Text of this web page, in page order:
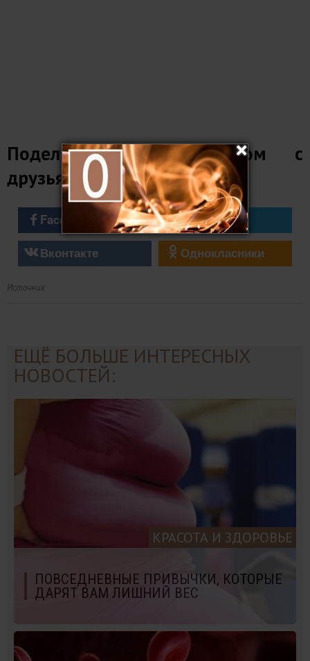
Поделитесь этим постом с
друзьями
Facebook
Twitter
Вконтакте
Однокласники
Источник
ЕЩЁ БОЛЬШЕ ИНТЕРЕСНЫХ
НОВОСТЕЙ:
КРАСОТА И ЗДОРОВЬЕ
ПОВСЕДНЕВНЫЕ ПРИВЫЧКИ, КОТОРЫЕ
ДАРЯТ ВАМ ЛИШНИЙ ВЕС